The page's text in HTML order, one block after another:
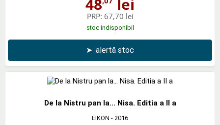
PRP: 67,70 lei
stoc indisponibil
➤ alertă stoc
De la Nistru pan la... Nisa. Editia a II a
EIKON - 2016